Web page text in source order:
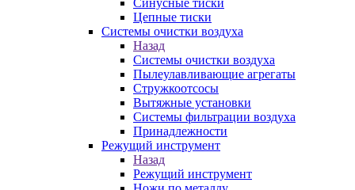
Синусные тиски
Цепные тиски
Системы очистки воздуха
Назад
Системы очистки воздуха
Пылеулавливающие агрегаты
Стружкоотсосы
Вытяжные установки
Системы фильтрации воздуха
Принадлежности
Режущий инструмент
Назад
Режущий инструмент